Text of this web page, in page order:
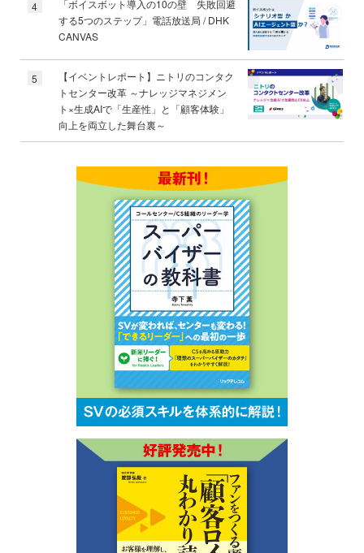
4
「ボイスボット導入の10の壁 失敗回避
する5つのステップ」電話放送局 / DHK
CANVAS
5
【イベントレポート】ニトリのコンタク
トセンター改革 ～ナレッジマネジメン
ト×生成AIで「生産性」と「顧客体験」
向上を両立した舞台裏～